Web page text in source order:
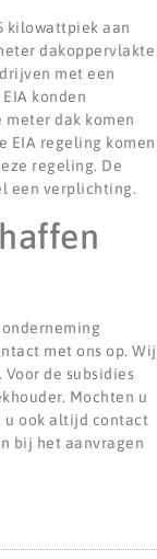
kilowattpiek aan
dakoppervlakte
met een
konden
meter dak komen
EIA regeling komen
regeling. De
een verplichting.
met ons op. Wij
de subsidies
Mochten u
u ook altijd contact
bij het aanvragen